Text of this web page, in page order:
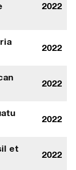
2022
2022
2022
2022
et
2022